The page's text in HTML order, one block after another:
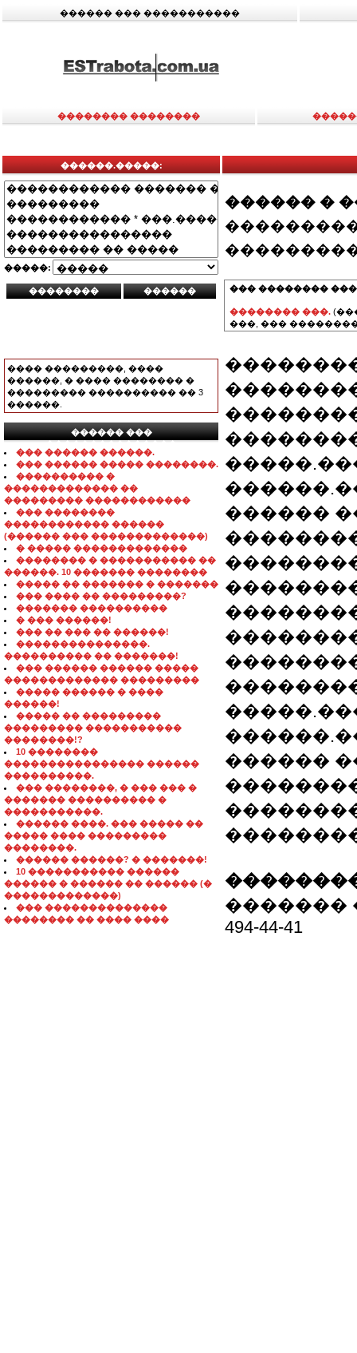
������ ��� �����������
�������� ��������
������.�����:
�����:
���� ���������, ����
������, � ���� �������� �
��������� ���������� �� 3
������.
������ ���
���������������
��� ������ ������.
��� ������ ����� ��������.
���������� �
������������� ��
��������� ������������
��� ��������
������������ ������
(������ ��� �������������)
� ����� �������������
�������� � ����������� ��
������. 10 ������� ��������
����� �� ������� � �������
��� ���� �� ���������?
������� ����������
� ��� ������!
��� �� ��� �� ������!
���������������.
���������� �� �������!
��� ������ ������ �����
������������� ���������
����� ������ � ����
������!
����� �� ���������
��������� �����������
��������!?
10 ��������
���������������� ������
����������.
��� ��������, � ��� ��� �
������� ���������� �
�����������.
������ ����. ��� ����� ��
����� ���� ���������
��������.
������ ������? � �������!
10 ����������� ������
������ � ������ �� ������ (�
�������������)
��� ��������������
�������� �� ���� ����
������ �
��� ��������
�������� ���.
���, ���
������
������
�������
494-44-41